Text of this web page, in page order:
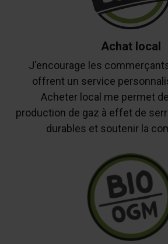
Achat local
J'encourage les
offrent un service
Acheter local me permet
production de gaz à effet de
durables et soutenir la